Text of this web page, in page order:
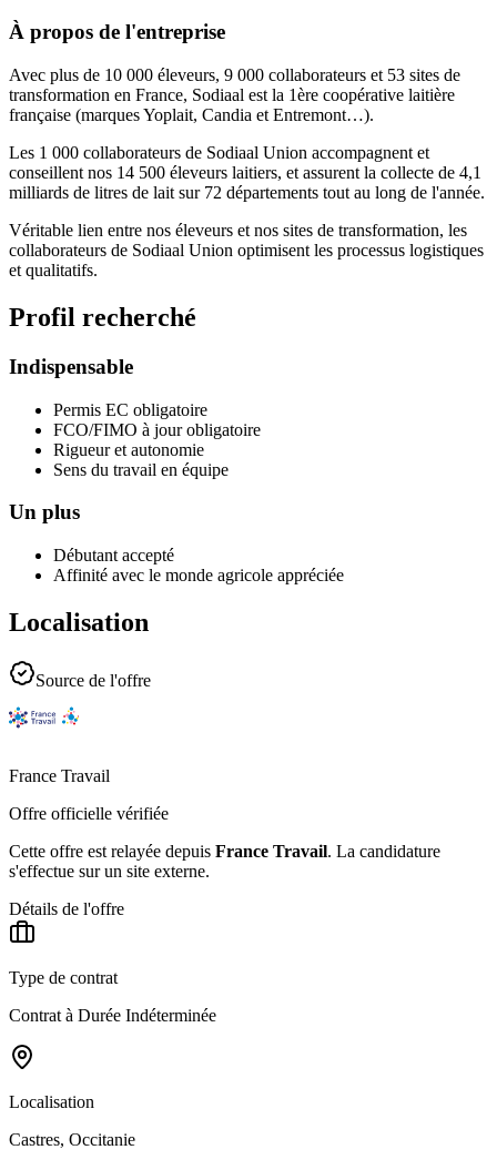
À propos de l'entreprise
Avec plus de 10 000 éleveurs, 9 000 collaborateurs et 53 sites de
transformation en France, Sodiaal est la 1ère coopérative laitière
française (marques Yoplait, Candia et Entremont…).
Les 1 000 collaborateurs de Sodiaal Union accompagnent et
conseillent nos 14 500 éleveurs laitiers, et assurent la collecte de 4,1
milliards de litres de lait sur 72 départements tout au long de l'année.
Véritable lien entre nos éleveurs et nos sites de transformation, les
collaborateurs de Sodiaal Union optimisent les processus logistiques
et qualitatifs.
Profil recherché
Indispensable
Permis EC obligatoire
FCO/FIMO à jour obligatoire
Rigueur et autonomie
Sens du travail en équipe
Un plus
Débutant accepté
Affinité avec le monde agricole appréciée
Localisation
Source de l'offre
France Travail
Offre officielle vérifiée
Cette offre est relayée depuis France Travail. La candidature
s'effectue sur un site externe.
Détails de l'offre
Type de contrat
Contrat à Durée Indéterminée
Localisation
Castres, Occitanie